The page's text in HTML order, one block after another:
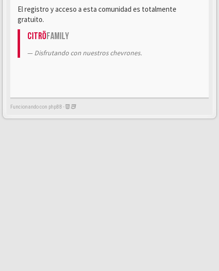
El registro y acceso a esta comunidad es totalmente
gratuito.
CitröFamily
Disfrutando con nuestros chevrones.
Funcionando con phpBB -